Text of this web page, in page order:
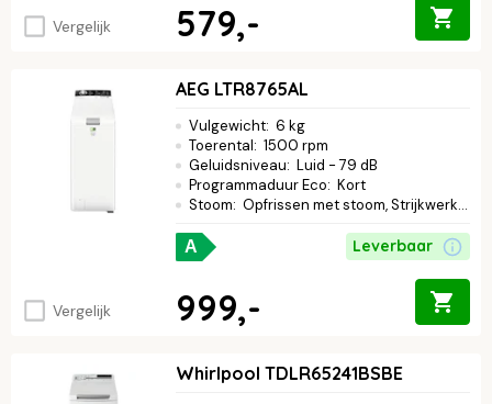
Vergelijk 579,-
Vergelijk
AEG LTR8765AL
Vulgewicht: 6 kg
Toerental: 1500 rpm
Geluidsniveau: Luid - 79 dB
Programmaduur Eco: Kort
Stoom: Opfrissen met stoom, Strijkwerk verminderen
A Leverbaar
999,-
Whirlpool TDLR65241BSBE